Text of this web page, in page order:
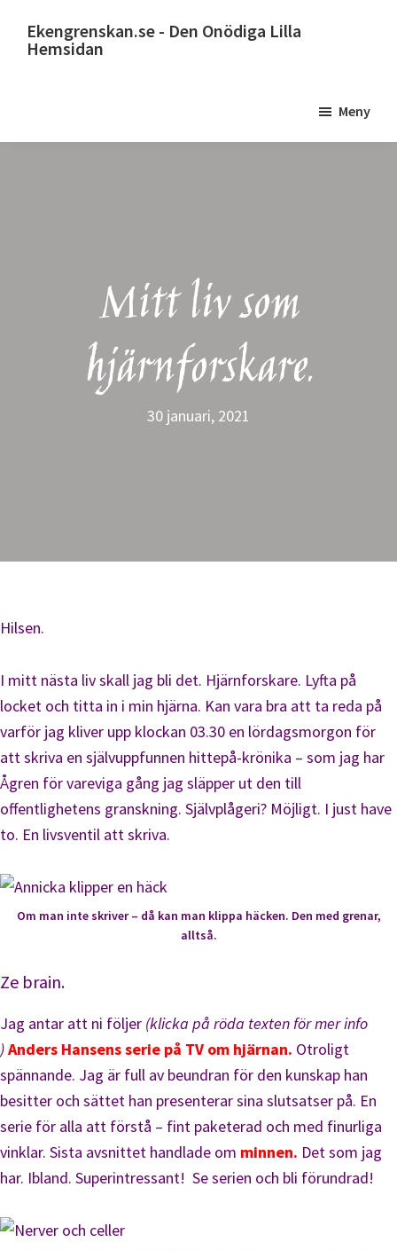
Ekengrenskan.se - Den Onödiga Lilla
Hemsidan
gång
Meny
Mitt liv som
hjärnforskare.
30 januari, 2021
Hilsen.
I mitt nästa liv skall jag bli det. Hjärnforskare. Lyfta på
locket och titta in i min hjärna. Kan vara bra att ta reda på
varför jag kliver upp klockan 03.30 en lördagsmorgon för
att skriva en självuppfunnen hittepå-krönika – som jag har
Ågren för vareviga gång jag släpper ut den till
offentlighetens granskning. Självplågeri? Möjligt. I just have
to. En livsventil att skriva.
Om man inte skriver – då kan man klippa häcken. Den med grenar,
alltså.
Ze brain.
Jag antar att ni följer (klicka på röda texten för mer info
)Anders Hansens serie på TV om hjärnan. Otroligt
spännande. Jag är full av beundran för den kunskap han
besitter och sättet han presenterar sina slutsatser på. En
serie för alla att förstå – fint paketerad och med finurliga
vinklar. Sista avsnittet handlade om minnen. Det som jag
har. Ibland. Superintressant! Se serien och bli förundrad!